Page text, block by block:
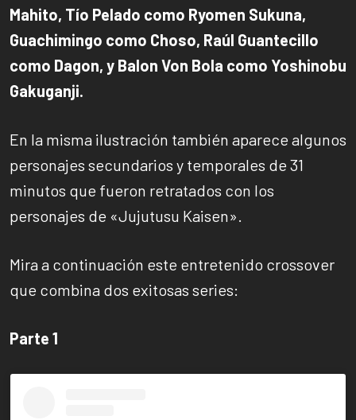
Mahito, Tío Pelado como Ryomen Sukuna,
Guachimingo como Choso, Raúl Guantecillo
como Dagon, y Balon Von Bola como Yoshinobu
Gakuganji.
En la misma ilustración también aparece algunos
personajes secundarios y temporales de 31
minutos que fueron retratados con los
personajes de «Jujutusu Kaisen».
Mira a continuación este entretenido crossover
que combina dos exitosas series:
Parte 1